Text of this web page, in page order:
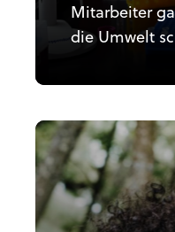
Mitarbeiter
die Umwelt